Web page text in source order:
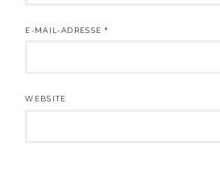
E-MAIL-ADRESSE *
WEBSITE